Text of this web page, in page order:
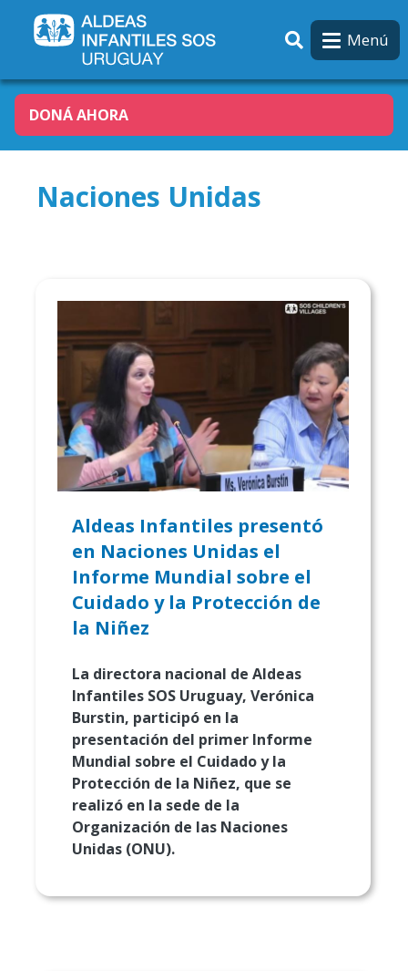
Menú
DONÁ AHORA
Naciones Unidas
Aldeas Infantiles presentó
en Naciones Unidas el
Informe Mundial sobre el
Cuidado y la Protección de
la Niñez
La directora nacional de Aldeas
Infantiles SOS Uruguay, Verónica
Burstin, participó en la
presentación del primer Informe
Mundial sobre el Cuidado y la
Protección de la Niñez, que se
realizó en la sede de la
Organización de las Naciones
Unidas (ONU).